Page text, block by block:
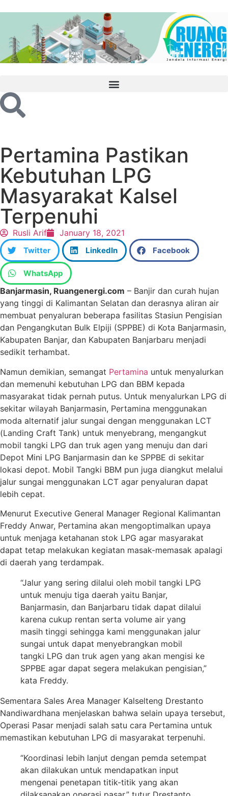
Pertamina Pastikan
Kebutuhan LPG
Masyarakat Kalsel
Terpenuhi
Rusli Arif January 18, 2021
Twitter LinkedIn Facebook
WhatsApp
Banjarmasin, Ruangenergi.com – Banjir dan curah hujan
yang tinggi di Kalimantan Selatan dan derasnya aliran air
membuat penyaluran beberapa fasilitas Stasiun Pengisian
dan Pengangkutan Bulk Elpiji (SPPBE) di Kota Banjarmasin,
Kabupaten Banjar, dan Kabupaten Banjarbaru menjadi
sedikit terhambat.
Namun demikian, semangat Pertamina untuk menyalurkan
dan memenuhi kebutuhan LPG dan BBM kepada
masyarakat tidak pernah putus. Untuk menyalurkan LPG di
sekitar wilayah Banjarmasin, Pertamina menggunakan
moda alternatif jalur sungai dengan menggunakan LCT
(Landing Craft Tank) untuk menyebrang, mengangkut
mobil tangki LPG dan truk agen yang menuju dan dari
Depot Mini LPG Banjarmasin dan ke SPPBE di sekitar
lokasi depot. Mobil Tangki BBM pun juga diangkut melalui
jalur sungai menggunakan LCT agar penyaluran dapat
lebih cepat.
Menurut Executive General Manager Regional Kalimantan
Freddy Anwar, Pertamina akan mengoptimalkan upaya
untuk menjaga ketahanan stok LPG agar masyarakat
dapat tetap melakukan kegiatan masak-memasak apalagi
di daerah yang terdampak.
“Jalur yang sering dilalui oleh mobil tangki LPG
untuk menuju tiga daerah yaitu Banjar,
Banjarmasin, dan Banjarbaru tidak dapat dilalui
karena cukup rentan serta volume air yang
masih tinggi sehingga kami menggunakan jalur
sungai untuk dapat menyebrangkan mobil
tangki LPG dan truk agen yang akan mengisi ke
SPPBE agar dapat segera melakukan pengisian,”
kata Freddy.
Sementara Sales Area Manager Kalselteng Drestanto
Nandiwardhana menjelaskan bahwa selain upaya tersebut,
Operasi Pasar menjadi salah satu cara Pertamina untuk
memastikan kebutuhan LPG di masyarakat terpenuhi.
“Koordinasi lebih lanjut dengan pemda setempat
akan dilakukan untuk mendapatkan input
mengenai penetapan titik-titik yang akan